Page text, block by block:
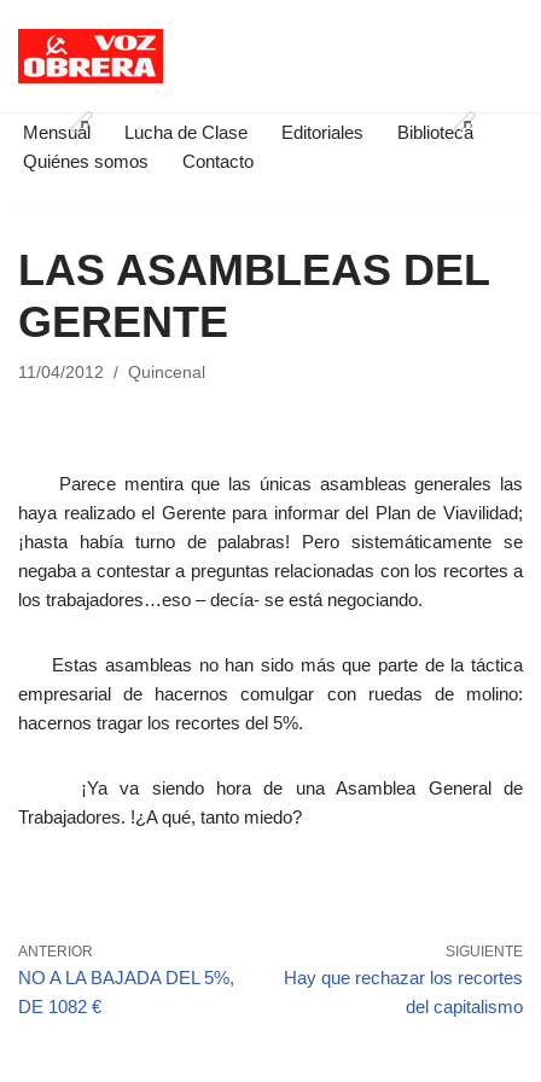
Saltar
contenido
Mensual Lucha de Clase Editoriales
Biblioteca
Quiénes somos
Contacto
LAS ASAMBLEAS DEL
GERENTE
11/04/2012 Quincenal
Parece mentira que las únicas asambleas generales las
haya realizado el Gerente para informar del Plan de Viavilidad;
¡hasta había turno de palabras! Pero sistemáticamente se
negaba a contestar a preguntas relacionadas con los recortes a
los trabajadores…eso – decía- se está negociando.
Estas asambleas no han sido más que parte de la táctica
empresarial de hacernos comulgar con ruedas de molino:
hacernos tragar los recortes del 5%.
¡Ya va siendo hora de una Asamblea General de
Trabajadores. !¿A qué, tanto miedo?
ANTERIOR
NO A LA BAJADA DEL 5%,
DE 1082 €
SIGUIENTE
Hay que rechazar los recortes
del capitalismo